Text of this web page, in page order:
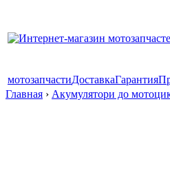
мотозапчастиДоставкаГарантия
Главная › Акумулятори до